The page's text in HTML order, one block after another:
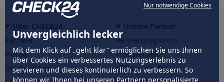
Nur notwendige Cookies
Unvergleichlich lecker
Mit dem Klick auf „geht klar” ermöglichen Sie uns Ihnen
über Cookies ein verbessertes Nutzungserlebnis zu
servieren und dieses kontinuierlich zu verbessern. So
können wir Ihnen bei unseren Partnern personalisierte
Karriere
Presse
Unternehmen
Partnerprogramm
Profi werden
Affiliate werden